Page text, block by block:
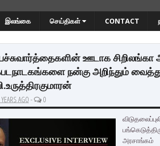
இலங்கை செய்திகள் CONTACT
ஊடாக
நன்கு அறிந்தும்
AGO - 0
அரசாங்கம்